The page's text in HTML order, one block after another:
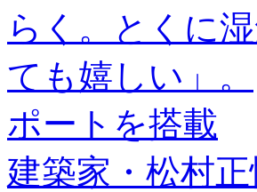
らく。とくに
ても嬉しい」。
ポートを搭載
建築家・松村